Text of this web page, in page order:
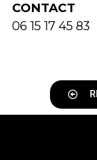
CONTACT
06 15 17 45 83